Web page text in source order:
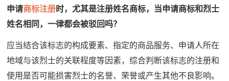
申请商标注册时，尤其是注册姓名商标，当申请商标和烈士
姓名相同，一律都会被驳回吗？
应当结合该标志的构成要素、指定的商品服务、申请人所在
地域与该烈士的关联程度等因素，综合判断该标志的注册和
使用是否可能损害烈士的名誉、荣誉或产生其他不良影响。